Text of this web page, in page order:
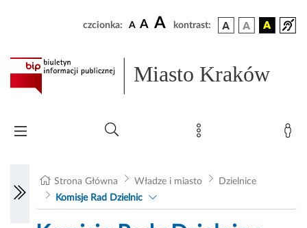
czcionka: A A A kontrast:
Miasto Kraków
Strona Główna Władze i miasto
Dzielnice
Komisje Rad Dzielnic